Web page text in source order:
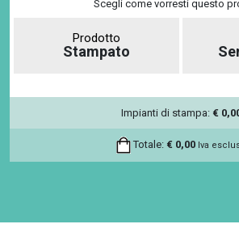
Scegli come vorresti questo
Prodotto
Stampato
Impianti di stampa: €
Totale: € 0,00 Iva